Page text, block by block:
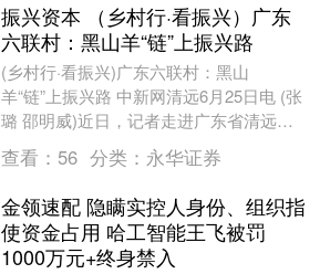
振兴资本 （乡村行·看振兴）广东
六联村：黑山羊“链”上振兴路
(乡村行·看振兴)广东六联村：黑山
羊“链”上振兴路 中新网清远6月25日电 (张
璐 邵明威)近日，记者走进广东省清远市
三江镇六联村，映入眼帘的是一座座崭新
的标准....
查看： 56 分类： 永华证券
金领速配 隐瞒实控人身份、组织指
使资金占用 哈工智能王飞被罚
1000万元+终身禁入